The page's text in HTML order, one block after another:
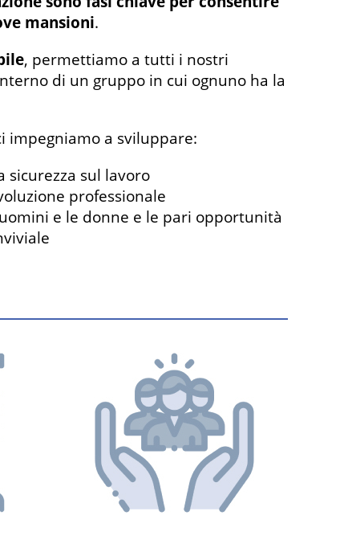
mansioni.
, permettiamo a tutti i nostri
di un gruppo in cui ognuno ha la
impegniamo a sviluppare:
sicurezza sul lavoro
professionale
e le donne e le pari opportunità